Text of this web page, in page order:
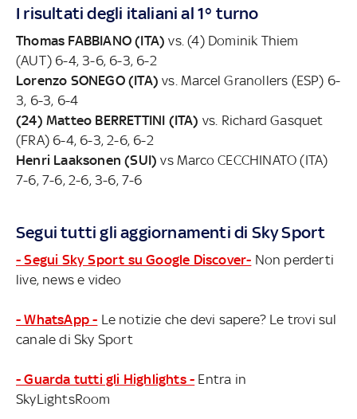
I risultati degli italiani al 1° turno
Thomas FABBIANO (ITA) vs. (4) Dominik Thiem
(AUT) 6-4, 3-6, 6-3, 6-2
Lorenzo SONEGO (ITA) vs. Marcel Granollers (ESP) 6-
3, 6-3, 6-4
(24) Matteo BERRETTINI (ITA) vs. Richard Gasquet
(FRA) 6-4, 6-3, 2-6, 6-2
Henri Laaksonen (SUI) vs Marco CECCHINATO (ITA)
7-6, 7-6, 2-6, 3-6, 7-6
Segui tutti gli aggiornamenti di Sky Sport
- Segui Sky Sport su Google Discover- Non perderti
live, news e video
- WhatsApp - Le notizie che devi sapere? Le trovi sul
canale di Sky Sport
- Guarda tutti gli Highlights - Entra in
SkyLightsRoom